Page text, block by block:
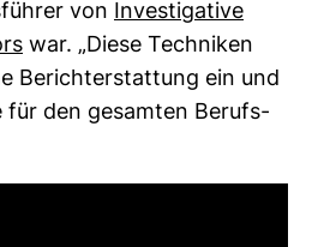
von Inves­ti­ga­tive
war. „Diese Tech­niken
Bericht­erstat­tung ein und
für den gesamten Berufs­